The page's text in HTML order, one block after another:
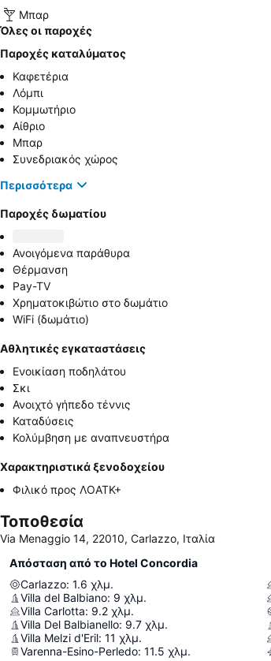
Μπαρ
Όλες οι παροχές
Παροχές καταλύματος
Καφετέρια
Λόμπι
Κομμωτήριο
Αίθριο
Μπαρ
Συνεδριακός χώρος
Περισσότερα
Παροχές δωματίου
Ανοιγόμενα παράθυρα
Θέρμανση
Pay-TV
Χρηματοκιβώτιο στο δωμάτιο
WiFi (δωμάτιο)
Αθλητικές εγκαταστάσεις
Ενοικίαση ποδηλάτου
Σκι
Ανοιχτό γήπεδο τέννις
Καταδύσεις
Κολύμβηση με αναπνευστήρα
Χαρακτηριστικά ξενοδοχείου
Φιλικό προς ΛΟΑΤΚ+
Τοποθεσία
Via Menaggio 14, 22010, Carlazzo, Ιταλία
Απόσταση από το Hotel Concordia
Carlazzo: 1.6 χλμ.
Villa del Balbiano: 9 χλμ.
Villa Carlotta: 9.2 χλμ.
Villa Del Balbianello: 9.7 χλμ.
Villa Melzi d'Eril: 11 χλμ.
Varenna-Esino-Perledo: 11.5 χλμ.